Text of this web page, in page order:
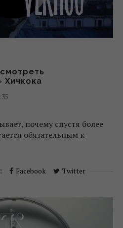
Хичкока
почему спустя более
обязательным к
Facebook Twitter